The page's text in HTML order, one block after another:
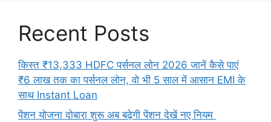
Recent Posts
किस्त ₹13,333 HDFC पर्सनल लोन 2026 जानें कैसे पाएं
₹6 लाख तक का पर्सनल लोन, वो भी 5 साल में आसान EMI के
साथ Instant Loan
पेंशन योजना दोबारा शुरू अब बढ़ेगी पेंशन देखें नए नियम